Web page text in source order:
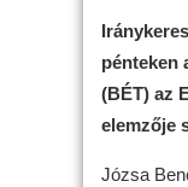
pénteken
(BÉT) az
elemzője
Józsa